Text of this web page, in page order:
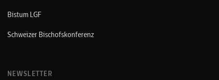
Bistum LGF
Schweizer Bischofskonferenz
NEWSLETTER